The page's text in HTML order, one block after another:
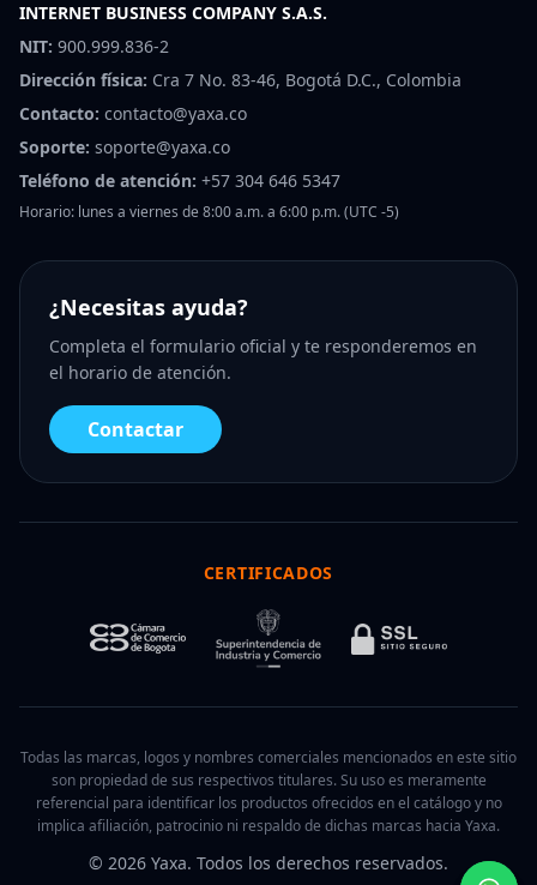
INTERNET BUSINESS COMPANY S.A.S.
NIT: 900.999.836-2
Dirección física: Cra 7 No. 83-46, Bogotá D.C., Colombia
Contacto: contacto@yaxa.co
Soporte: soporte@yaxa.co
Teléfono de atención: +57 304 646 5347
Horario: lunes a viernes de 8:00 a.m. a 6:00 p.m. (UTC -5)
¿Necesitas ayuda?
Completa el formulario oficial y te responderemos en
el horario de atención.
Contactar
CERTIFICADOS
Todas las marcas, logos y nombres comerciales mencionados en este sitio
son propiedad de sus respectivos titulares. Su uso es meramente
referencial para identificar los productos ofrecidos en el catálogo y no
implica afiliación, patrocinio ni respaldo de dichas marcas hacia Yaxa.
© 2026 Yaxa. Todos los derechos reservados.